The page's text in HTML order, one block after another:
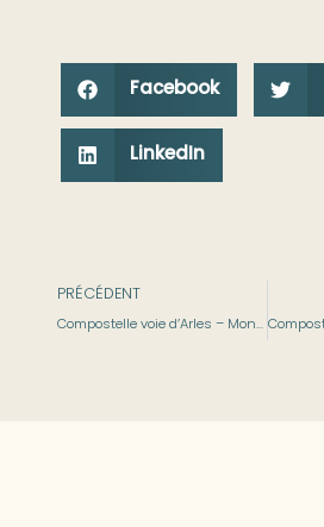
Facebook
LinkedIn
PRÉCÉDENT
Compostelle voie d’Arles – Montpellier à Montarnaud